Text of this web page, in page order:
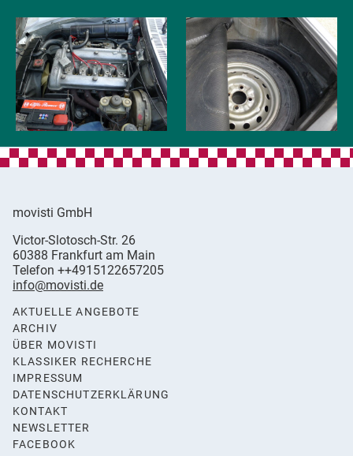
movisti GmbH
classic
automobiles
Victor-Slotosch-Str. 26
60388 Frankfurt am Main
Germany
Telefon ++4915122657205
info@movisti.de
AKTUELLE ANGEBOTE
ARCHIV
ÜBER MOVISTI
KLASSIKER RECHERCHE
IMPRESSUM
DATENSCHUTZERKLÄRUNG
KONTAKT
NEWSLETTER
FACEBOOK